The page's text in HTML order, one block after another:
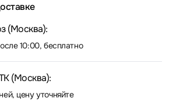
(Москва):
10:00, бесплатно
(Москва):
цену уточняйте